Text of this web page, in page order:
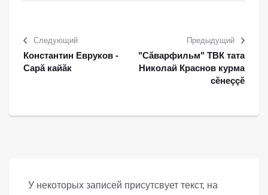
Следующий
Константин Евруков -
Сарă кайăк
Предыдущий
"Сăварфильм" ТВК тата
Николай Краснов курма
сĕнеççĕ
У некоторых записей присутсвует текст, на